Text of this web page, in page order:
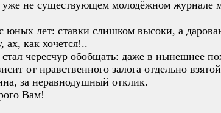
уже не существующем молодёжном журнале
юных лет: ставки слишком высоки, а
ах, как хочется!..
чересчур обобщать: даже в нынешнее
от нравственного залога отдельно
за неравнодушный отклик.
Вам!